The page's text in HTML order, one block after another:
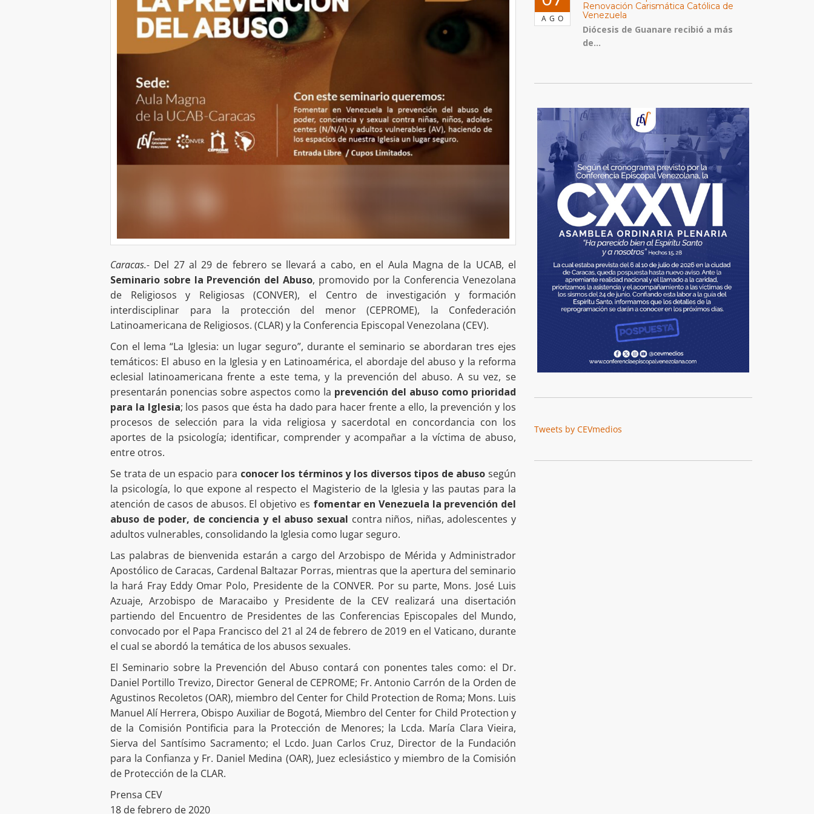
Caracas.- Del 27 al 29 de febrero se llevará a cabo, en el Aula Magna de la UCAB, el
Seminario sobre la Prevención del Abuso, promovido por la Conferencia Venezolana
de Religiosos y Religiosas (CONVER), el Centro de investigación y formación
interdisciplinar para la protección del menor (CEPROME), la Confederación
Latinoamericana de Religiosos. (CLAR) y la Conferencia Episcopal Venezolana (CEV).
Con el lema “La Iglesia: un lugar seguro”, durante el seminario se abordaran tres ejes
temáticos: El abuso en la Iglesia y en Latinoamérica, el abordaje del abuso y la reforma
eclesial latinoamericana frente a este tema, y la prevención del abuso. A su vez, se
presentarán ponencias sobre aspectos como la prevención del abuso como prioridad
para la Iglesia; los pasos que ésta ha dado para hacer frente a ello, la prevención y los
procesos de selección para la vida religiosa y sacerdotal en concordancia con los
aportes de la psicología; identificar, comprender y acompañar a la víctima de abuso,
entre otros.
Se trata de un espacio para conocer los términos y los diversos tipos de abuso según
la psicología, lo que expone al respecto el Magisterio de la Iglesia y las pautas para la
atención de casos de abusos. El objetivo es fomentar en Venezuela la prevención del
abuso de poder, de conciencia y el abuso sexual contra niños, niñas, adolescentes y
adultos vulnerables, consolidando la Iglesia como lugar seguro.
Las palabras de bienvenida estarán a cargo del Arzobispo de Mérida y Administrador
Apostólico de Caracas, Cardenal Baltazar Porras, mientras que la apertura del seminario
la hará Fray Eddy Omar Polo, Presidente de la CONVER. Por su parte, Mons. José Luis
Azuaje, Arzobispo de Maracaibo y Presidente de la CEV realizará una disertación
partiendo del Encuentro de Presidentes de las Conferencias Episcopales del Mundo,
convocado por el Papa Francisco del 21 al 24 de febrero de 2019 en el Vaticano, durante
el cual se abordó la temática de los abusos sexuales.
El Seminario sobre la Prevención del Abuso contará con ponentes tales como: el Dr.
Daniel Portillo Trevizo, Director General de CEPROME; Fr. Antonio Carrón de la Orden de
Agustinos Recoletos (OAR), miembro del Center for Child Protection de Roma; Mons. Luis
Manuel Alí Herrera, Obispo Auxiliar de Bogotá, Miembro del Center for Child Protection y
de la Comisión Pontificia para la Protección de Menores; la Lcda. María Clara Vieira,
Sierva del Santísimo Sacramento; el Lcdo. Juan Carlos Cruz, Director de la Fundación
para la Confianza y Fr. Daniel Medina (OAR), Juez eclesiástico y miembro de la Comisión
de Protección de la CLAR.
Prensa CEV
18 de febrero de 2020
AGO
Renovación Carismática Católica de
Venezuela
Diócesis de Guanare recibió a más
de...
Tweets by CEVmedios